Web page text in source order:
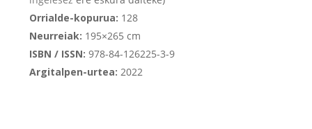
Orrialde-kopurua: 128
Neurreiak: 195×265 cm
ISBN / ISSN: 978-84-126225-3-9
Argitalpen-urtea: 2022